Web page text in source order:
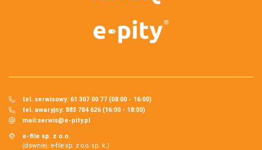
tel. serwisowy: 61 307 00 77 (08:00 - 16:00)
tel. awaryjny: 883 784 626 (16:00 - 18:00)
mail:serwis@e-pity.pl
e-file sp. z o.o.
(dawniej: e-file sp. z o.o. sp. k.)